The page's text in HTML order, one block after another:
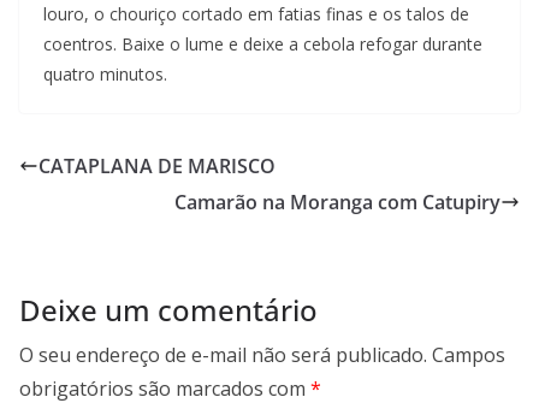
louro, o chouriço cortado em fatias finas e os talos de
coentros. Baixe o lume e deixe a cebola refogar durante
quatro minutos.
CATAPLANA DE MARISCO
Camarão na Moranga com Catupiry
Deixe um comentário
O seu endereço de e-mail não será publicado. Campos
obrigatórios são marcados com *